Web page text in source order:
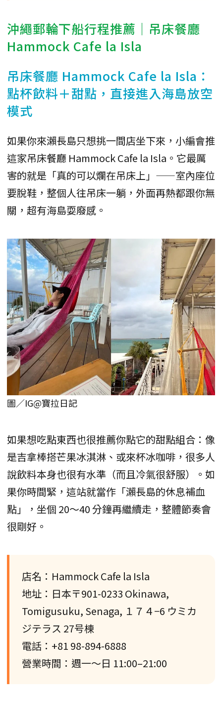
沖繩郵輪下船行程推薦｜吊床餐廳
Hammock Cafe la Isla
吊床餐廳 Hammock Cafe la Isla：
點杯飲料＋甜點，直接進入海島放空
模式
如果你來瀨長島只想挑一間店坐下來，小編會推
這家吊床餐廳 Hammock Cafe la Isla。它最厲
害的就是「真的可以爛在吊床上」——室內座位
要脫鞋，整個人往吊床一躺，外面再熱都跟你無
關，超有海島耍廢感。
圖／IG@寶拉日記
如果想吃點東西也很推薦你點它的甜點組合：像
是吉拿棒搭芒果冰淇淋、或來杯冰咖啡，很多人
說飲料本身也很有水準（而且冷氣很舒服）。如
果你時間緊，這站就當作「瀨長島的休息補血
點」，坐個 20～40 分鐘再繼續走，整體節奏會
很剛好。
店名：Hammock Cafe la Isla
地址：日本〒901-0233 Okinawa,
Tomigusuku, Senaga, １７４−6 ウミカ
ジテラス 27号棟
電話：+81 98-894-6888
營業時間：週一～日 11:00–21:00